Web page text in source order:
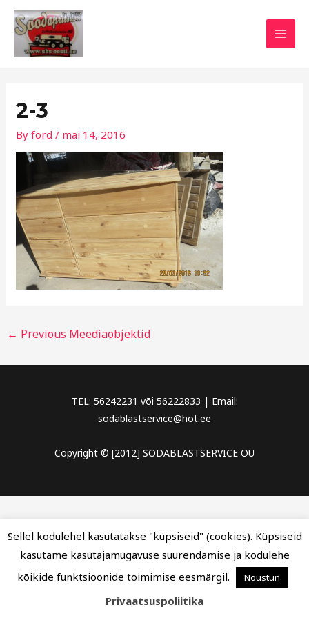
Skip
content
2-3
Byford/ mai 14, 2016
Post
navigation
← Previous Meediaobjektid
TEL: 56242231 või 56222833 | Email:
sodablastservice@hot.ee
Copyright © [2012] SODABLASTSERVICE OÜ
Sellel kodulehel kasutatakse "küpsiseid" (cookies). Küpsiseid
kasutame kasutajamugavuse suurendamise ja kodulehe
kõikide funktsioonide toimimise eesmärgil.
Nõustun
Privaatsuspoliitika